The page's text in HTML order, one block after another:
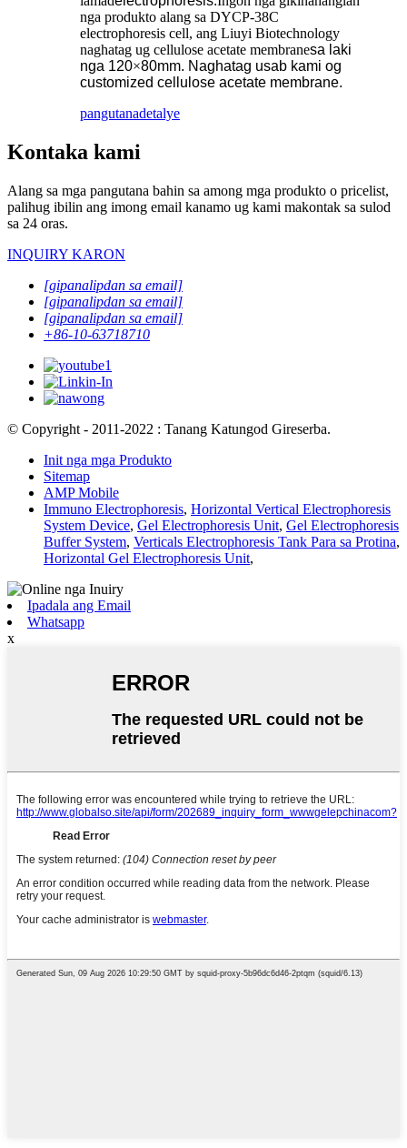
nga produkto alang sa DYCP-38C
electrophoresis cell, ang Liuyi Biotechnology
naghatag ug cellulose acetate membranesa laki
nga 120×80mm. Naghatag usab kami og
customized cellulose acetate membrane.
pangutanadetalye
Kontaka kami
Alang sa mga pangutana bahin sa among mga produkto o pricelist,
palihug ibilin ang imong email kanamo ug kami makontak sa sulod
sa 24 oras.
INQUIRY KARON
[gipanalipdan sa email]
[gipanalipdan sa email]
[gipanalipdan sa email]
+86-10-63718710
© Copyright - 2011-2022 : Tanang Katungod Gireserba.
Init nga mga Produkto
Sitemap
AMP Mobile
Immuno Electrophoresis, Horizontal Vertical Electrophoresis
System Device, Gel Electrophoresis Unit, Gel Electrophoresis
Buffer System, Verticals Electrophoresis Tank Para sa Protina,
Horizontal Gel Electrophoresis Unit,
Ipadala ang Email
Whatsapp
x